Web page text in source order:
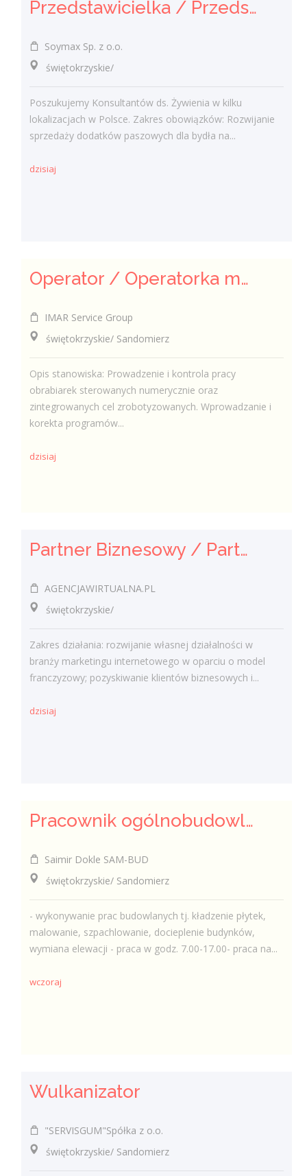
Przedstawicielka / Przedstawiciel Handlowy ds. Żywienia Zwierząt
Soymax Sp. z o.o.
świętokrzyskie/
Poszukujemy Konsultantów ds. Żywienia w kilku
lokalizacjach w Polsce. Zakres obowiązków: Rozwijanie
sprzedaży dodatków paszowych dla bydła na...
dzisiaj
Operator / Operatorka maszyn CNC (K/M)
IMAR Service Group
świętokrzyskie/ Sandomierz
Opis stanowiska: Prowadzenie i kontrola pracy
obrabiarek sterowanych numerycznie oraz
zintegrowanych cel zrobotyzowanych. Wprowadzanie i
korekta programów...
dzisiaj
Partner Biznesowy / Partnerka Biznesowa – agencja marketingu online
AGENCJAWIRTUALNA.PL
świętokrzyskie/
Zakres działania: rozwijanie własnej działalności w
branży marketingu internetowego w oparciu o model
franczyzowy; pozyskiwanie klientów biznesowych i...
dzisiaj
Pracownik ogólnobudowlany ( k/m)
Saimir Dokle SAM-BUD
świętokrzyskie/ Sandomierz
- wykonywanie prac budowlanych tj. kładzenie płytek,
malowanie, szpachlowanie, docieplenie budynków,
wymiana elewacji - praca w godz. 7.00-17.00- praca na...
wczoraj
Wulkanizator
"SERVISGUM"Spółka z o.o.
świętokrzyskie/ Sandomierz